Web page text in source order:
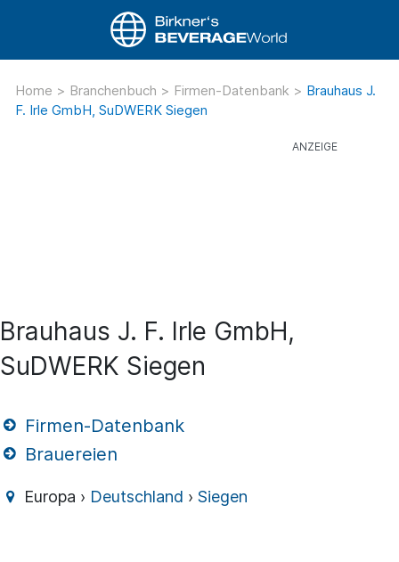
Home > Branchenbuch > Firmen-Datenbank > Brauhaus J.
F. Irle GmbH, SuDWERK Siegen
Brauhaus J. F. Irle GmbH,
SuDWERK Siegen
Firmen-Datenbank
Brauereien
Europa › Deutschland ›Siegen